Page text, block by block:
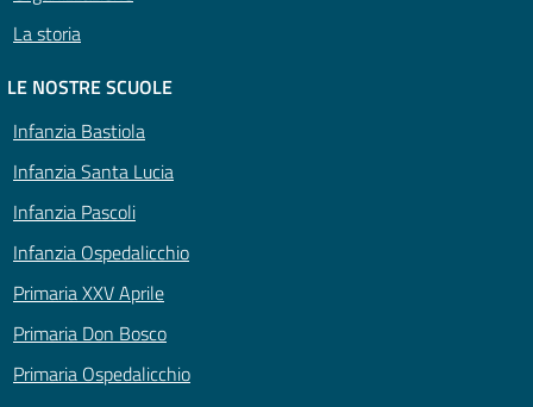
La storia
LE NOSTRE SCUOLE
Infanzia Bastiola
Infanzia Santa Lucia
Infanzia Pascoli
Infanzia Ospedalicchio
Primaria XXV Aprile
Primaria Don Bosco
Primaria Ospedalicchio